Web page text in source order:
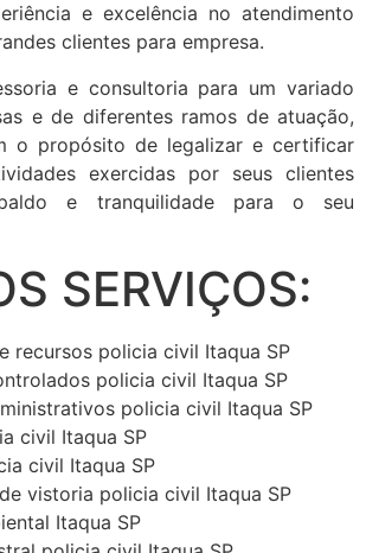
e excelência no atendimento
clientes para empresa.
e consultoria para um variado
e de diferentes ramos de atuação,
o propósito de legalizar e certificar
exercidas por seus clientes
e tranquilidade para o seu
SERVIÇOS:
recursos policia civil Itaqua SP
policia civil Itaqua SP
policia civil Itaqua SP
civil Itaqua SP
civil Itaqua SP
vistoria policia civil Itaqua SP
Itaqua SP